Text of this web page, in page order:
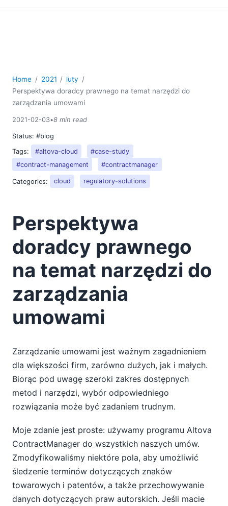
Home 2021
luty
Perspektywa doradcy prawnego na temat narzędzi do
zarządzania umowami
2021-02-03•8 min read
Status: #blog
Tags:
#altova-cloud
#case-study
#contract-management
#contractmanager
Categories: cloud regulatory-solutions
Perspektywa
doradcy prawnego
na temat narzędzi do
zarządzania
umowami
Zarządzanie umowami jest ważnym zagadnieniem
dla większości firm, zarówno dużych, jak i małych.
Biorąc pod uwagę szeroki zakres dostępnych
metod i narzędzi, wybór odpowiedniego
rozwiązania może być zadaniem trudnym.
Moje zdanie jest proste: używamy programu Altova
ContractManager do wszystkich naszych umów.
Zmodyfikowaliśmy niektóre pola, aby umożliwić
śledzenie terminów dotyczących znaków
towarowych i patentów, a także przechowywanie
danych dotyczących praw autorskich. Jeśli macie